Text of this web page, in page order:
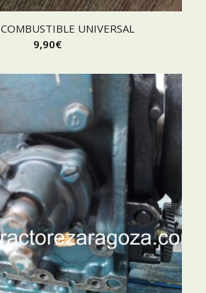
UNIVERSAL
9,90€